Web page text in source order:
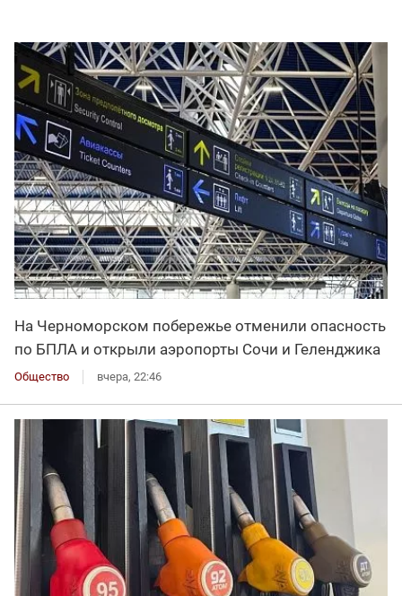
На Черноморском побережье отменили опасность
по БПЛА и открыли аэропорты Сочи и Геленджика
Общество вчера, 22:46